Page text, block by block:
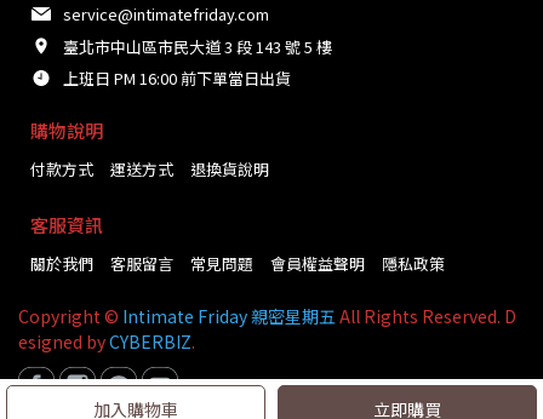
加入購物車 立即購買
service@intimatefriday.com
臺北市中山區市民大道 3 段 143 號 5 樓
上班日 PM 16:00 前下單當日出貨
購物說明
付款方式 運送方式 退換貨說明
客服資訊
關於我們 客服留言 常見問題 會員權益聲明 隱私政策
Copyright © Intimate Friday 親密星期五 All Rights Reserved. D
esigned byCYBERBIZ.